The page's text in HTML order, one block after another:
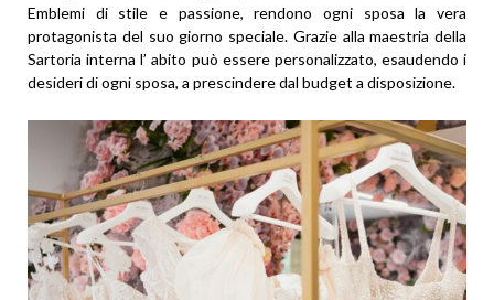
Emblemi di stile e passione, rendono ogni sposa la vera
protagonista del suo giorno speciale. Grazie alla maestria della
Sartoria interna l’ abito può essere personalizzato, esaudendo i
desideri di ogni sposa, a prescindere dal budget a disposizione.